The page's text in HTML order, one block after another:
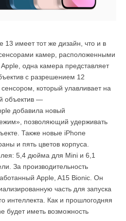
13 имеет тот же дизайн, что и в
камер, расположенными
одна камера представляет
с разрешением 12
который улавливает на
объектив —
добавила новый
позволяющий удерживать
Также новые iPhone
и пять цветов корпуса.
5,4 дюйма для Mini и 6,1
За производительность
Apple, A15 Bionic. Он
часть для запуска
интеллекта. Как и прошлогодняя
будет иметь возможность